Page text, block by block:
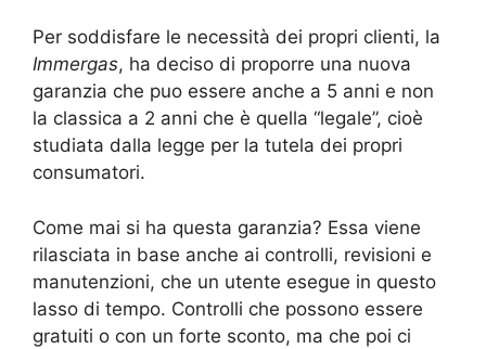
Per soddisfare le necessità dei propri clienti, la
Immergas, ha deciso di proporre una nuova
garanzia che puo essere anche a 5 anni e non
la classica a 2 anni che è quella “legale”, cioè
studiata dalla legge per la tutela dei propri
consumatori.
Come mai si ha questa garanzia? Essa viene
rilasciata in base anche ai controlli, revisioni e
manutenzioni, che un utente esegue in questo
lasso di tempo. Controlli che possono essere
gratuiti o con un forte sconto, ma che poi ci